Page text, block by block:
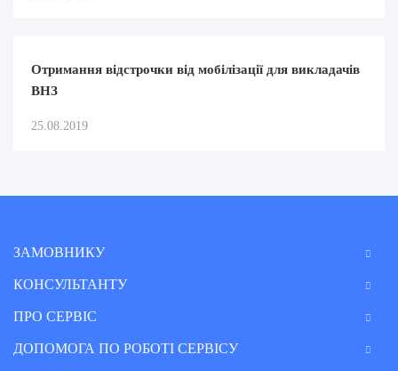
Отримання відстрочки від мобілізації для викладачів
ВНЗ
25.08.2019
ЗАМОВНИКУ
КОНСУЛЬТАНТУ
ПРО СЕРВІС
ДОПОМОГА ПО РОБОТІ СЕРВІСУ